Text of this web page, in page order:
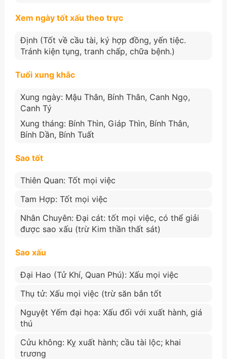
Xem ngày tốt xấu theo trực
Định (Tốt về cầu tài, ký hợp đồng, yến tiệc.
Tránh kiện tụng, tranh chấp, chữa bệnh.)
Tuổi xung khắc
Xung ngày: Mậu Thân, Bính Thân, Canh Ngọ,
Canh Tý
Xung tháng: Bính Thìn, Giáp Thìn, Bính Thân,
Bính Dần, Bính Tuất
Sao tốt
Thiên Quan: Tốt mọi việc
Tam Hợp: Tốt mọi việc
Nhân Chuyên: Đại cát: tốt mọi việc, có thể giải
được sao xấu (trừ Kim thần thất sát)
Sao xấu
Đại Hao (Tử Khí, Quan Phú): Xấu mọi việc
Thụ tử: Xấu mọi việc (trừ săn bắn tốt
Nguyệt Yếm đại họa: Xấu đối với xuất hành, giá
thú
Cửu không: Kỵ xuất hành; cầu tài lộc; khai
trương